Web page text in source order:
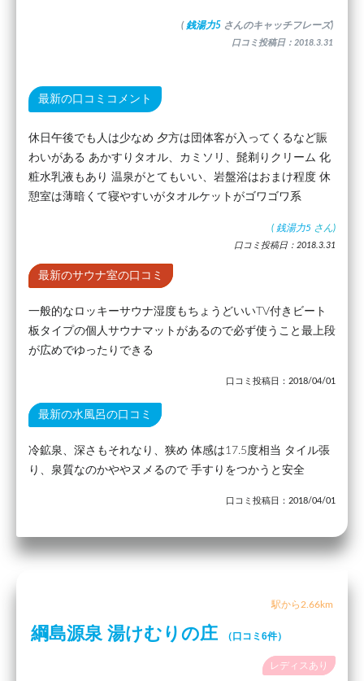
( 銭湯力5 さんのキャッチフレーズ)
口コミ投稿日：2018.3.31
最新の口コミコメント
休日午後でも人は少なめ 夕方は団体客が入ってくるなど賑
わいがある あかすりタオル、カミソリ、髭剃りクリーム 化
粧水乳液もあり 温泉がとてもいい、岩盤浴はおまけ程度 休
憩室は薄暗くて寝やすいがタオルケットがゴワゴワ系
( 銭湯力5 さん)
口コミ投稿日：2018.3.31
最新のサウナ室の口コミ
一般的なロッキーサウナ湿度もちょうどいいTV付きビート
板タイプの個人サウナマットがあるので必ず使うこと最上段
が広めでゆったりできる
口コミ投稿日：2018/04/01
最新の水風呂の口コミ
冷鉱泉、深さもそれなり、狭め 体感は17.5度相当 タイル張
り、泉質なのかややヌメるので 手すりをつかうと安全
口コミ投稿日：2018/04/01
駅から2.66km
綱島源泉 湯けむりの庄 （口コミ6件）
レディスあり